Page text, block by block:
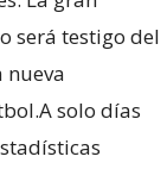
será testigo del
nueva
solo días